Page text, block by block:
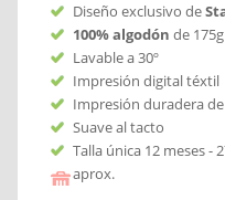
Diseño exclusivo de
100% algodón de 175g
Lavable a 30º
Impresión digital téxtil
Impresión duradera
Suave al tacto
Talla única 12 meses -
aprox.